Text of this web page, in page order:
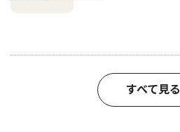
すべて見る